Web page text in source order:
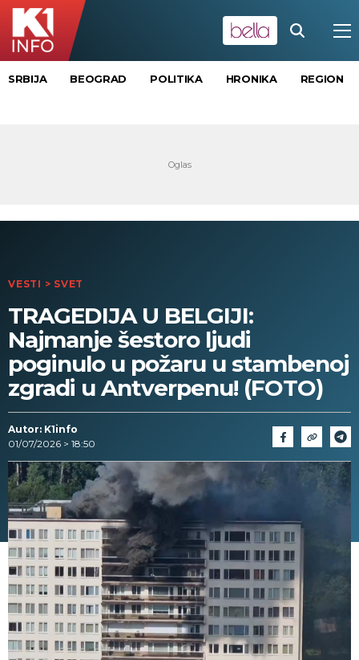
SRBIJA BEOGRAD POLITIKA HRONIKA REGION
VESTI > SVET
TRAGEDIJA U BELGIJI:
Najmanje šestoro ljudi
poginulo u požaru u stambenoj
zgradi u Antverpenu! (FOTO)
Autor: K1info
01/07/2026 > 18:50